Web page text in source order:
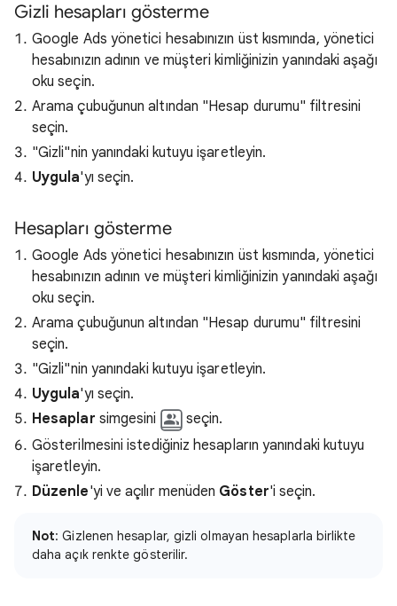
Gizli hesapları gösterme
Google Ads yönetici hesabınızın üst kısmında, yönetici
hesabınızın adının ve müşteri kimliğinizin yanındaki aşağı
oku seçin.
Arama çubuğunun altından "Hesap durumu" filtresini
seçin.
"Gizli"nin yanındaki kutuyu işaretleyin.
Uygula'yı seçin.
Hesapları gösterme
Google Ads yönetici hesabınızın üst kısmında, yönetici
hesabınızın adının ve müşteri kimliğinizin yanındaki aşağı
oku seçin.
Arama çubuğunun altından "Hesap durumu" filtresini
seçin.
"Gizli"nin yanındaki kutuyu işaretleyin.
Uygula'yı seçin.
Hesaplar simgesini
seçin.
Gösterilmesini istediğiniz hesapların yanındaki kutuyu
işaretleyin.
Düzenle'yi ve açılır menüden Göster'i seçin.
Not: Gizlenen hesaplar, gizli olmayan hesaplarla birlikte
daha açık renkte gösterilir.